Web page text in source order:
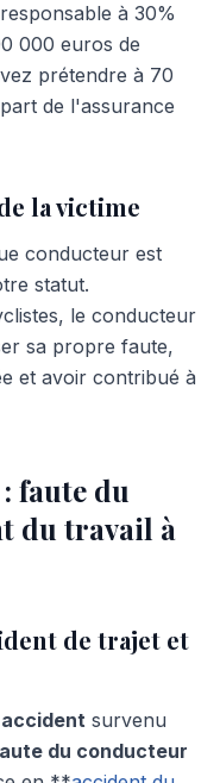
à 30%
000 euros de
prétendre à 70
de l'assurance
la victime
conducteur est
statut.
le conducteur
sa propre faute,
et avoir contribué à
faute du
du travail à
de trajet et
survenu
du conducteur